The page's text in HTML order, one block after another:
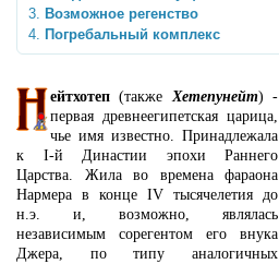
Возможное регенство
Погребальный комплекс
ейтхотеп (такжеХетепунейт) -
первая древнеегипетская царица,
чье имя известно. Принадлежала
к I-й Династии эпохи Раннего
Царства. Жила во времена фараона
Нармера в конце IV тысячелетия до
н.э. и, возможно, являлась
независимым сорегентом его внука
Джера, по типу аналогичных